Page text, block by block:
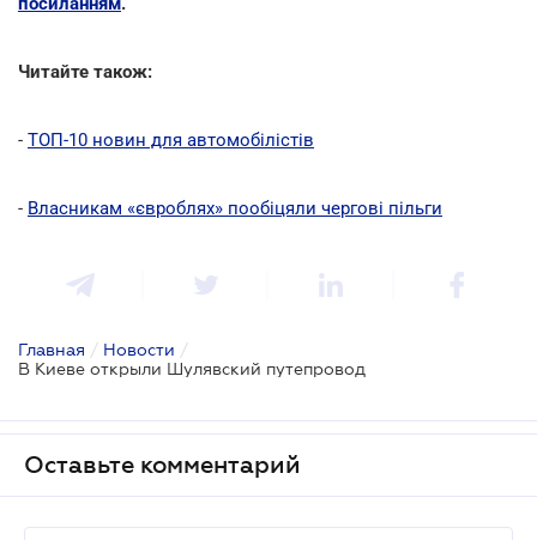
Читайте також:
- ТОП-10 новин для автомобілістів
- Власникам «євроблях» пообіцяли чергові пільги
Главная / Новости /
В Киеве открыли Шулявский путепровод
Оставьте комментарий